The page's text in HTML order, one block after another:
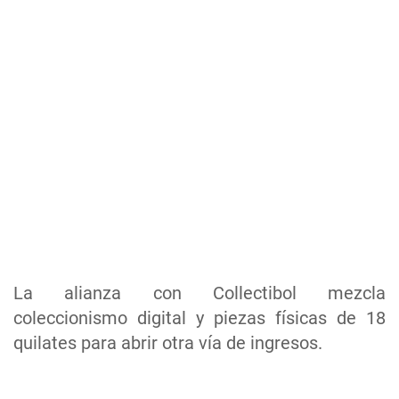
La alianza con Collectibol mezcla
coleccionismo digital y piezas físicas de 18
quilates para abrir otra vía de ingresos.